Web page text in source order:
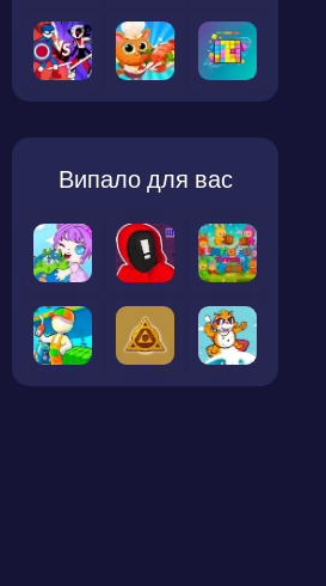
Випало для вас